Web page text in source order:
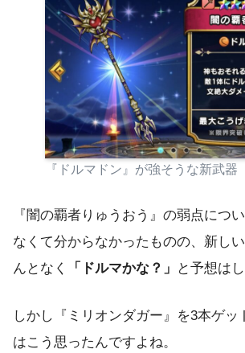
『ドルマドン』が強そうな新武器
『闇の覇者りゅうおう』の弱点につ
なくて分からなかったものの、新し
んとなく
「ドルマかな？」 と予想は
しかし『ミリオンダガー』を3本ゲッ
はこう思ったんですよね。